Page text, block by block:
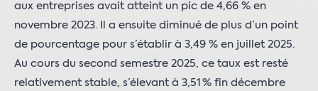
aux entreprises avait atteint un pic de 4,66 % en
novembre 2023. Il a ensuite diminué de plus d’un point
de pourcentage pour s’établir à 3,49 % en juillet 2025.
Au cours du second semestre 2025, ce taux est resté
relativement stable, s’élevant à 3,51 % fin décembre